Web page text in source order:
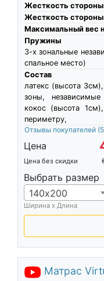
Жесткость стороны
Жесткость стороны
Максимальный вес
Пружины
3-х зональные
спальное место)
Состав
латекс (высота
зоны,
кокос (высота
периметру,
Отзывы покупателей
Цена
Цена без скидки
Выбрать размер
140х200
Ширина х Длина
Матрас